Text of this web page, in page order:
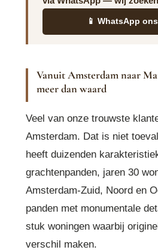
📱 WhatsApp
Vanuit Amsterdam naar
meer dan waard
Veel van onze trouwste
Amsterdam. Dat is niet
heeft duizenden
grachtenpanden, jaren 30
Amsterdam-Zuid, Noord en
panden met monumentale
stuk woningen waarbij
verschil maken.